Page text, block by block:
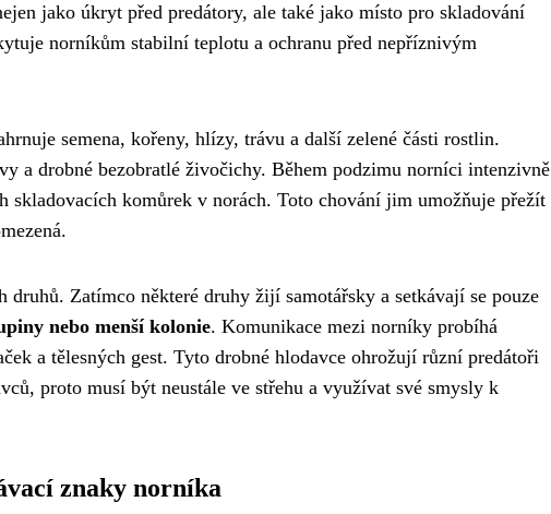
jako úkryt před predátory, ale také jako místo pro skladování
norníkům stabilní teplotu a ochranu před nepříznivým
semena, kořeny, hlízy, trávu a další zelené části rostlin.
a drobné bezobratlé živočichy. Během podzimu norníci intenzivně
skladovacích komůrek v norách. Toto chování jim umožňuje přežít
Zatímco některé druhy žijí samotářsky a setkávají se pouze
nebo menší kolonie. Komunikace mezi norníky probíhá
a tělesných gest. Tyto drobné hlodavce ohrožují různí predátoři
proto musí být neustále ve střehu a využívat své smysly k
znaky norníka